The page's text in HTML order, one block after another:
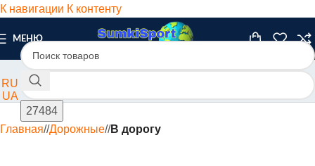
К навигации К контенту
МЕНЮ
RU
UA
Главная/ Дорожные/ В дорогу